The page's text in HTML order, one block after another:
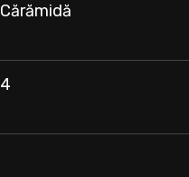
Cărămidă
4